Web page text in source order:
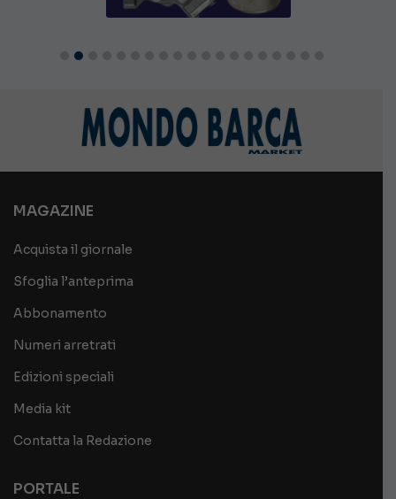
MAGAZINE
Acquista il giornale
Sfoglia l’anteprima
Abbonamento
Numeri arretrati
Edizioni speciali
Media kit
Contatta la Redazione
PORTALE